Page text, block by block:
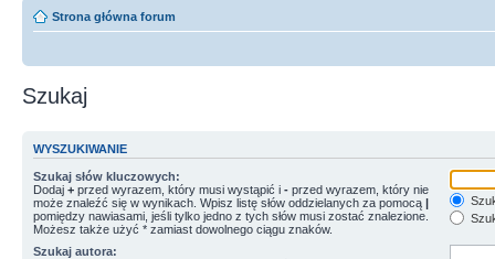
Strona główna forum
Szukaj
WYSZUKIWANIE
Szukaj słów kluczowych:
Dodaj + przed wyrazem, który musi wystąpić i - przed wyrazem, który nie
może znaleźć się w wynikach. Wpisz listę słów oddzielanych za pomocą |
pomiędzy nawiasami, jeśli tylko jedno z tych słów musi zostać znalezione.
Możesz także użyć * zamiast dowolnego ciągu znaków.
Szukaj autora: